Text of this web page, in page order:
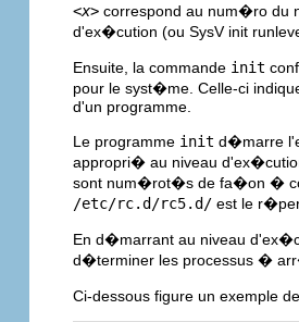
<x> correspond au num�ro du
d'ex�cution (ou SysV init
Ensuite, la commande init
pour le syst�me. Celle-ci
d'un programme.
Le programme init d�marre
appropri� au niveau
sont num�rot�s de fa�on �
/etc/rc.d/rc5.d/ est le
En d�marrant au niveau
d�terminer les processus �
Ci-dessous figure un exemple